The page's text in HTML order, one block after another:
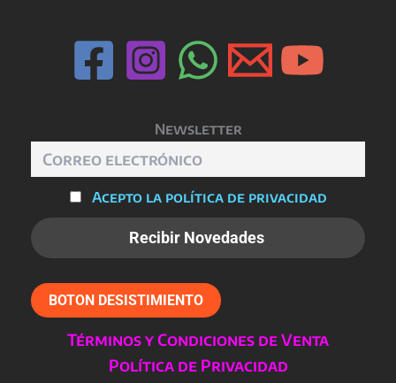
Newsletter
Acepto la política de privacidad
BOTON DESISTIMIENTO
Términos y Condiciones de Venta
Política de Privacidad